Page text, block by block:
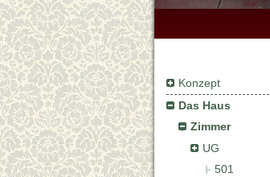
Konzept
Das Haus
Zimmer
UG
501